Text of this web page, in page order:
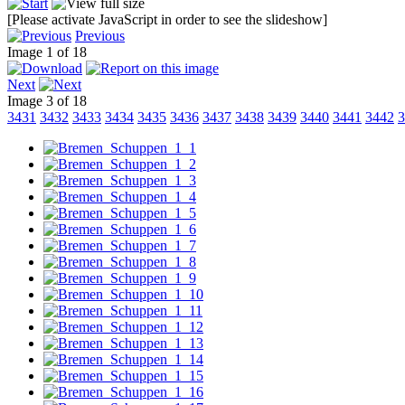
[Please activate JavaScript in order to see the slideshow]
Previous
Image 1 of 18
Next
Image 3 of 18
3431 3432 3433 3434 3435 3436 3437 3438 3439 3440 3441 3442